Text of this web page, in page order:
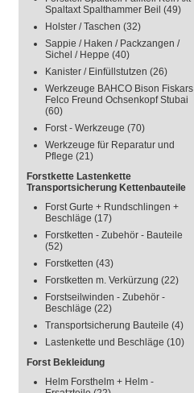
Spaltaxt Spalthammer Beil (49)
Holster / Taschen (32)
Sappie / Haken / Packzangen /
Sichel / Heppe (40)
Kanister / Einfüllstutzen (26)
Werkzeuge BAHCO Bison Fiskars
Felco Freund Ochsenkopf Stubai
(60)
Forst - Werkzeuge (70)
Werkzeuge für Reparatur und
Pflege (21)
Forstkette Lastenkette
Transportsicherung Kettenbauteile
Forst Gurte + Rundschlingen +
Beschläge (17)
Forstketten - Zubehör - Bauteile
(52)
Forstketten (43)
Forstketten m. Verkürzung (22)
Forstseilwinden - Zubehör -
Beschläge (22)
Transportsicherung Bauteile (4)
Lastenkette und Beschläge (10)
Forst Bekleidung
Helm Forsthelm + Helm -